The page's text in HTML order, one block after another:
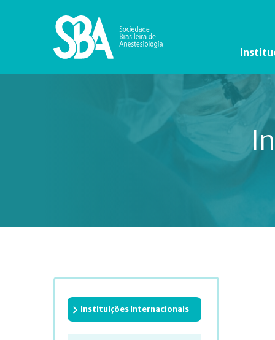
Instituições Internacionais